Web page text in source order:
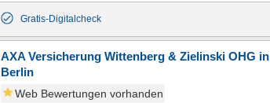
Gratis-Digitalcheck
AXA Versicherung Wittenberg & Zielinski OHG in
Berlin
Web Bewertungen vorhanden